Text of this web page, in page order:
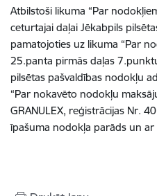
Atbilstoši likuma “Par
ceturtajai daļai Jēkabpils
pamatojoties uz likuma “Par
25.panta pirmās daļas
pilsētas pašvaldības nodokļu
“Par nokavēto nodokļu
GRANULEX, reģistrācijas Nr.
īpašuma nodokļa parāds un